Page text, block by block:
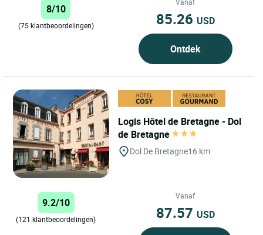
8/10
(75 klantbeoordelingen) 85.26 USD
Ontdek
Logis Hôtel de Bretagne - Dol
de Bretagne
Dol De Bretagne16 km
9.2/10
(121 klantbeoordelingen)
Vanaf
87.57 USD